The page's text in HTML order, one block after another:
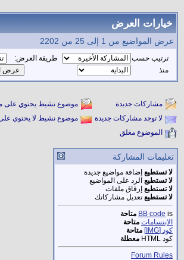
خيارات العرض
عرض المواضيع من 1 إلى 25 من 2202
ترتيب حسب
طريقة العرض:
منذ
مشاركات جديدة
موضوع نشيط يحتوي على
لا توجد مشاركات جديدة
موضوع نشيط لا يحتوي
الموضوع مغلق
تعليمات المشاركة
لا تستطيع إضافة مواضيع جديدة
لا تستطيع الرد على المواضيع
لا تستطيع إرفاق ملفات
لا تستطيع تعديل مشاركاتك
BB code is
متاحة
الابتسامات متاحة
كود [IMG]
متاحة
كود HTML
معطلة
Forum Rules